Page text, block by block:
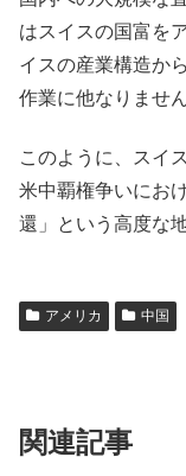
はスイスの国富を
イスの産業構造か
作業に他なりません
このように、スイ
米中覇権争いにお
還」という高度な
アメリカ 中国
関連記事